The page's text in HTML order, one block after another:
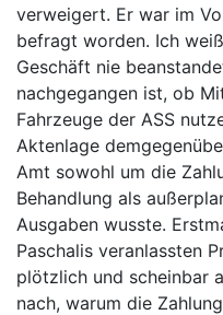
verweigert. Er war im
befragt worden. Ich
Geschäft nie
nachgegangen ist, ob
Fahrzeuge der ASS
Aktenlage
Amt sowohl um die
Behandlung als
Ausgaben wusste.
Paschalis veranlassten
plötzlich und scheinbar
nach, warum die